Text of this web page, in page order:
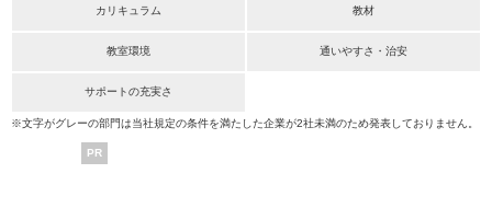
カリキュラム 教材
教室環境 通いやすさ・治安
サポートの充実さ
※文字がグレーの部門は当社規定の条件を満たした企業が2社未満のため発表しておりません。
PR